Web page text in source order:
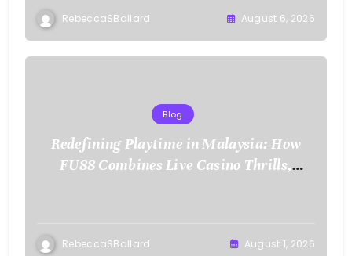
RebeccaSBallard August 6, 2026
Blog
Redefining Playtime in Malaysia: How
FU88 Combines Live Casino Thrills,
RebeccaSBallard August 1, 2026